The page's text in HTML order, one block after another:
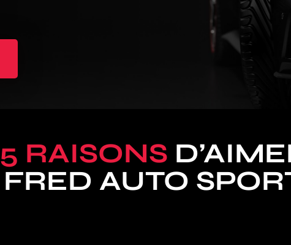
5 RAISONS
FRED AUTO